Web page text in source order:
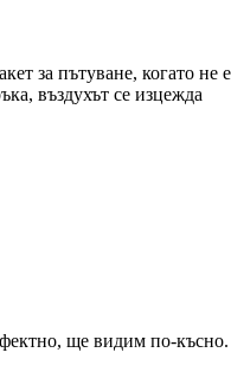
за пътуване, когато не е
въздухът се изцежда
ще видим по-късно.